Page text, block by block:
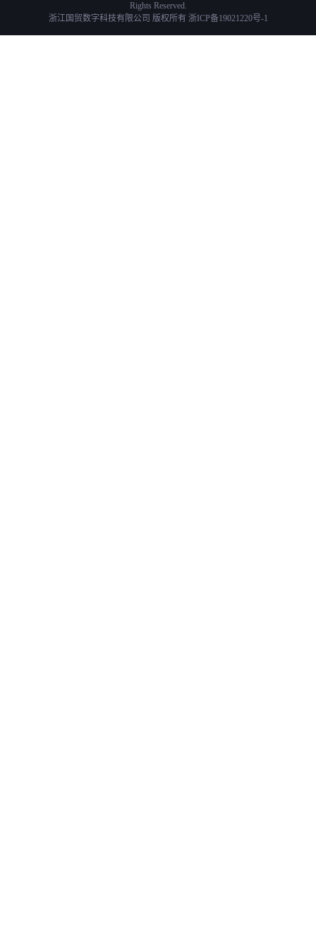
Rights Reserved.
浙江国贸数字科技有限公司 版权所有 浙ICP备19021220号-1